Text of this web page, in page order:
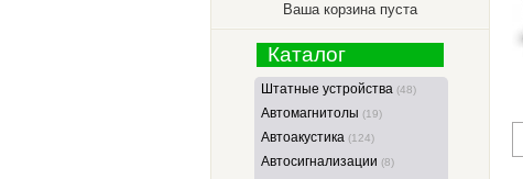
Ваша корзина пуста
Каталог
Штатные устройства (48)
Автомагнитолы (19)
Автоакустика (124)
Автосигнализации (8)